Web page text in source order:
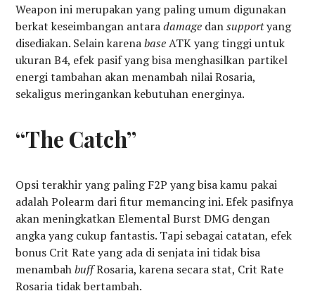
Weapon ini merupakan yang paling umum digunakan
berkat keseimbangan antaradamage dansupportyang
disediakan. Selain karenabaseATK yang tinggi untuk
ukuran B4, efek pasif yang bisa menghasilkan partikel
energi tambahan akan menambah nilai Rosaria,
sekaligus meringankan kebutuhan energinya.
“The Catch”
Opsi terakhir yang paling F2P yang bisa kamu pakai
adalah Polearm dari fitur memancing ini. Efek pasifnya
akan meningkatkan Elemental Burst DMG dengan
angka yang cukup fantastis. Tapi sebagai catatan, efek
bonus Crit Rate yang ada di senjata ini tidak bisa
menambahbuffRosaria, karena secara stat, Crit Rate
Rosaria tidak bertambah.